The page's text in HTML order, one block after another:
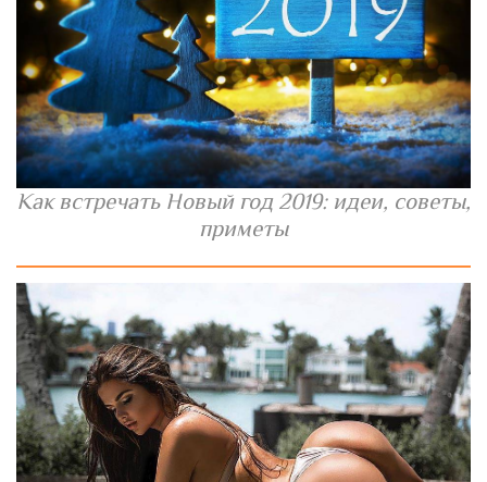
Как встречать Новый год 2019: идеи, советы,
приметы